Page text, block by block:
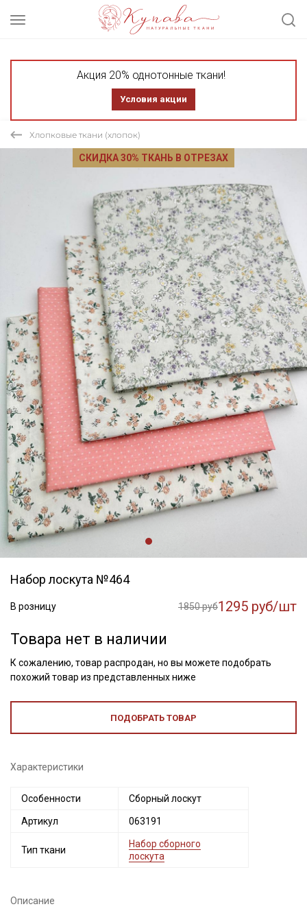
Акция 20% однотонные ткани!
Условия акции
Хлопковые ткани (хлопок)
СКИДКА 30% ТКАНЬ В ОТРЕЗАХ
Набор лоскута №464
В розницу 1850 руб1295 руб/шт
Товара нет в наличии
К сожалению, товар распродан, но вы можете подобрать
похожий товар из представленных ниже
ПОДОБРАТЬ ТОВАР
Характеристики
Особенности Сборный лоскут
Артикул 063191
Тип ткани
Набор сборного
лоскута
Описание
Секретная рассылка от Купава
Мы публикуем здесь дополнительные
промокоды и скидки до 30% на узкие
категории тканей